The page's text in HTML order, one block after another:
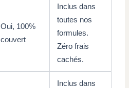
Oui, 100%
couvert
Inclus dans
toutes nos
formules.
Zéro frais
cachés.
Inclus dans